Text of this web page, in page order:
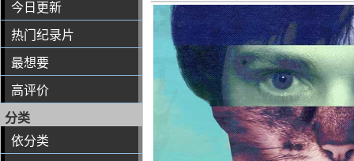
今日更新
热门纪录片
最想要
高评价
分类
依分类